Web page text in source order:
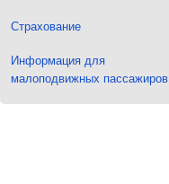
Страхование
Информация для
малоподвижных пассажиров